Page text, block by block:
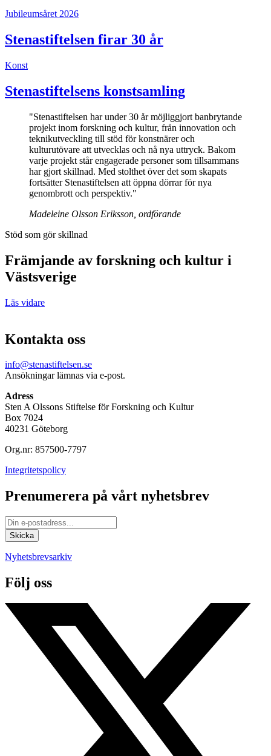
Jubileumsåret 2026
Stenastiftelsen firar 30 år
Konst
Stenastiftelsens konstsamling
"Stenastiftelsen har under 30 år möjliggjort banbrytande
projekt inom forskning och kultur, från innovation och
teknikutveckling till stöd för konstnärer och
kulturutövare att utvecklas och nå nya uttryck. Bakom
varje projekt står engagerade personer som tillsammans
har gjort skillnad. Med stolthet över det som skapats
fortsätter Stenastiftelsen att öppna dörrar för nya
genombrott och perspektiv."
Madeleine Olsson Eriksson, ordförande
Stöd som gör skillnad
Främjande av forskning och kultur i
Västsverige
Läs vidare
Kontakta oss
info@stenastiftelsen.se
Ansökningar lämnas via e-post.
Adress
Sten A Olssons Stiftelse för Forskning och Kultur
Box 7024
40231 Göteborg
Org.nr: 857500-7797
Integritetspolicy
Prenumerera på vårt nyhetsbrev
Nyhetsbrevsarkiv
Följ oss